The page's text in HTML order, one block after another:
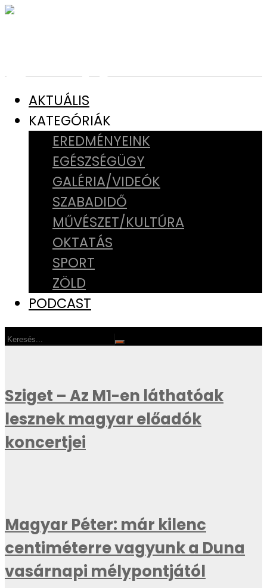
AKTUÁLIS
KATEGÓRIÁK
EREDMÉNYEINK
EGÉSZSÉGÜGY
GALÉRIA/VIDEÓK
SZABADIDŐ
MŰVÉSZET/KULTÚRA
OKTATÁS
SPORT
ZÖLD
PODCAST
Sziget – Az M1-en láthatóak
lesznek magyar előadók
koncertjei
Magyar Péter: már kilenc
centiméterre vagyunk a Duna
vasárnapi mélypontjától